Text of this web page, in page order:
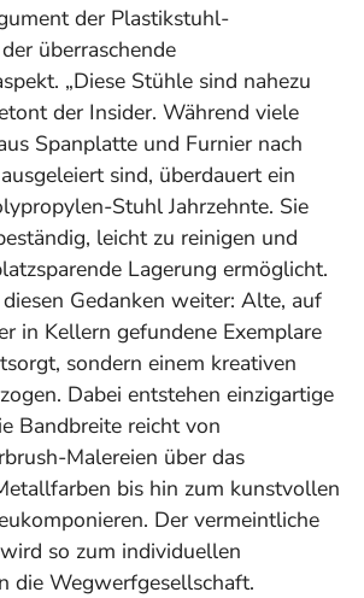
der Plastikstuhl-
überraschende
„Diese Stühle sind nahezu
der Insider. Während viele
Spanplatte und Furnier nach
sind, überdauert ein
Stuhl Jahrzehnte. Sie
leicht zu reinigen und
Lagerung ermöglicht.
Gedanken weiter: Alte, auf
in Kellern gefundene Exemplare
sondern einem kreativen
Dabei entstehen einzigartige
Bandbreite reicht von
Malereien über das
bis hin zum kunstvollen
Der vermeintliche
so zum individuellen
die Wegwerfgesellschaft.